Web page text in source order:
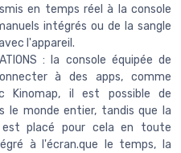
en temps réel à la console
intégrés ou de la sangle
l'appareil.
: la console équipée de
à des apps, comme
Kinomap, il est possible de
le monde entier, tandis que la
placé pour cela en toute
à l'écran.que le temps, la